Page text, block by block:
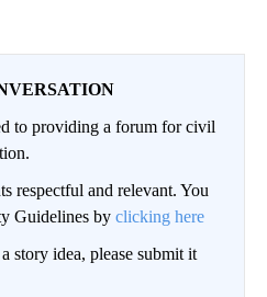
to providing a forum for civil
respectful and relevant. You
Guidelines by clicking here
story idea, please submit it